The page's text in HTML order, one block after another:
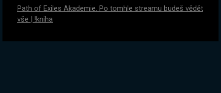
Path of Exiles Akademie. Po tomhle streamu budeš vědět
vše | !kniha